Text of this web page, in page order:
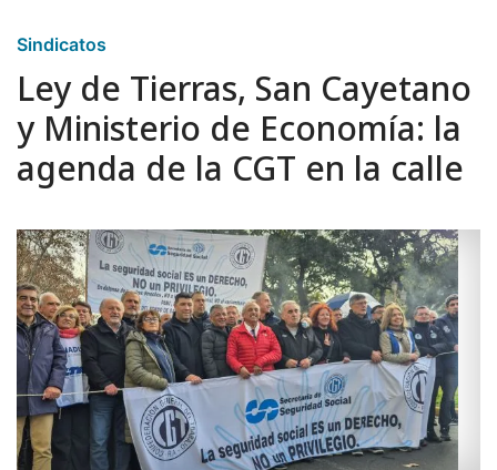
Sindicatos
Ley de Tierras, San Cayetano
y Ministerio de Economía: la
agenda de la CGT en la calle